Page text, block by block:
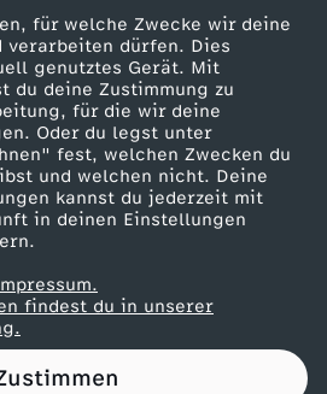
für welche Zwecke wir deine
verarbeiten dürfen. Dies
genutztes Gerät. Mit
du deine Zustimmung zu
für die wir deine
Oder du legst unter
fest, welchen Zwecken du
und welchen nicht. Deine
kannst du jederzeit mit
in deinen Einstellungen
findest du in unserer